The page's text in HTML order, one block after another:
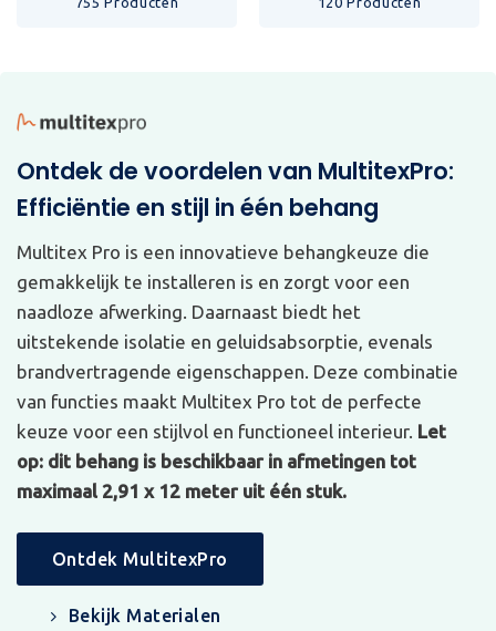
Ontdek de voordelen van MultitexPro:
Efficiëntie en stijl in één behang
Multitex Pro is een innovatieve behangkeuze die
gemakkelijk te installeren is en zorgt voor een
naadloze afwerking. Daarnaast biedt het
uitstekende isolatie en geluidsabsorptie, evenals
brandvertragende eigenschappen. Deze combinatie
van functies maakt Multitex Pro tot de perfecte
keuze voor een stijlvol en functioneel interieur. Let
op: dit behang is beschikbaar in afmetingen tot
maximaal 2,91 x 12 meter uit één stuk.
Ontdek MultitexPro
Bekijk Materialen